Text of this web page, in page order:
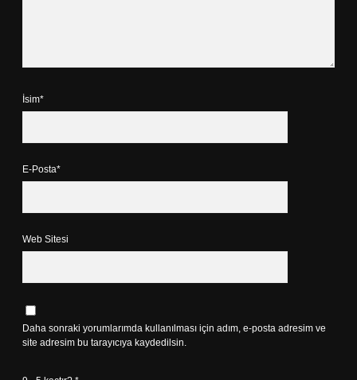
İsim*
E-Posta*
Web Sitesi
Daha sonraki yorumlarımda kullanılması için adım, e-posta adresim ve
site adresim bu tarayıcıya kaydedilsin.